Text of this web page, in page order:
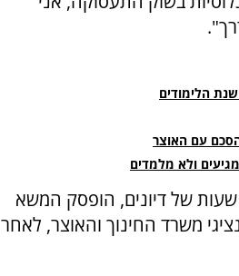
הלימודים
עם האוצר
ולא מלמדים
אתמול בלילה, בתום 10 שעות של דיונים, הופסק המשא
משרד החינוך והאוצר, לאחר